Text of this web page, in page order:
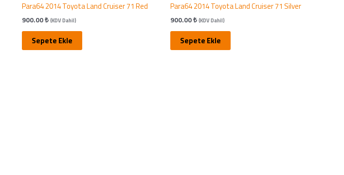
Para64 2014 Toyota Land Cruiser 71 Red
900.00₺(KDV Dahil)
Sepete Ekle
Para64 2014 Toyota Land Cruiser 71 Silver
900.00₺(KDV Dahil)
Sepete Ekle